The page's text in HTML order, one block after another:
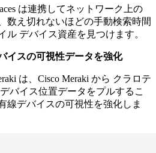
は連携してネットワーク上の
数え切れないほどの手動検索時間
ル デバイス資産を見つけます。
イスの可視性データを強化
は、Cisco Meraki から クラロテ
バイス位置データをプルするこ
線デバイスの可視性を強化しま